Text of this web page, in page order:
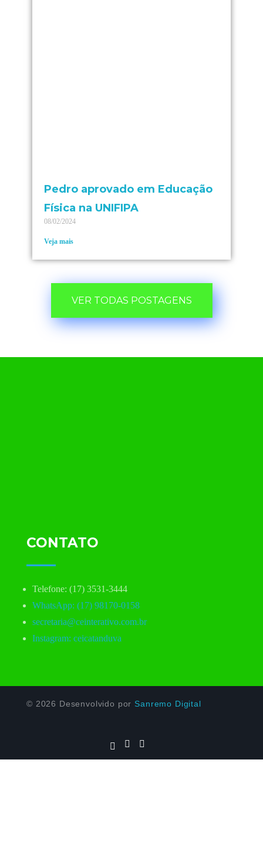
Pedro aprovado em Educação
Física na UNIFIPA
08/02/2024
Veja mais
VER TODAS POSTAGENS
CONTATO
Telefone: (17) 3531-3444
WhatsApp: (17) 98170-0158
secretaria@ceinterativo.com.br
Instagram: ceicatanduva
© 2026 Desenvolvido por Sanremo Digital